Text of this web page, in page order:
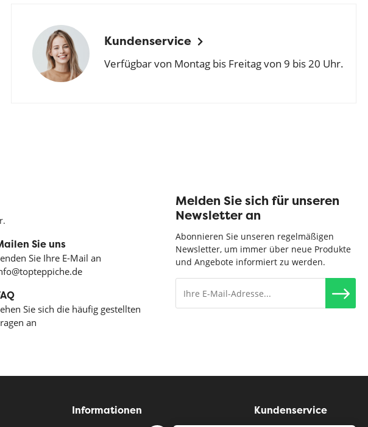
Kundenservice
Verfügbar von Montag bis Freitag von 9 bis 20 Uhr.
Sie uns
Sie Ihre E-Mail an
Sie sich die häufig gestellten
an
Melden Sie sich für unseren
Newsletter an
Abonnieren Sie unseren regelmäßigen
Newsletter, um immer über neue Produkte
und Angebote informiert zu werden.
Informationen Kundenservice